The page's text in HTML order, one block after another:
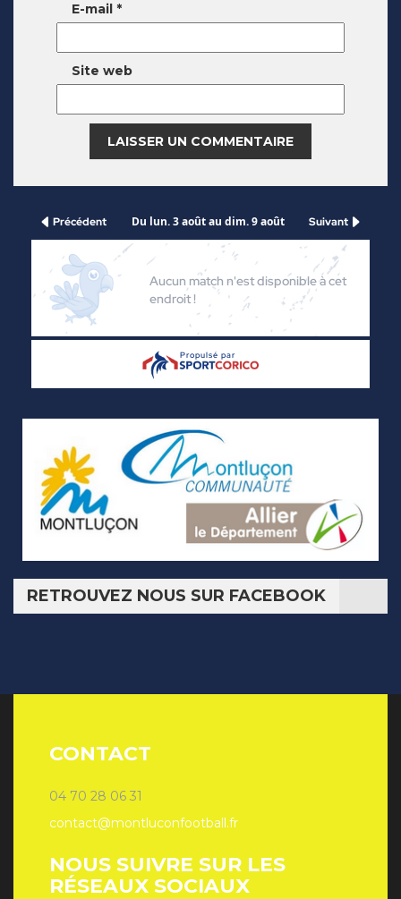
E-mail *
Site web
RETROUVEZ NOUS SUR FACEBOOK
CONTACT
04 70 28 06 31
contact@montluconfootball.fr
NOUS SUIVRE SUR LES
RÉSEAUX SOCIAUX